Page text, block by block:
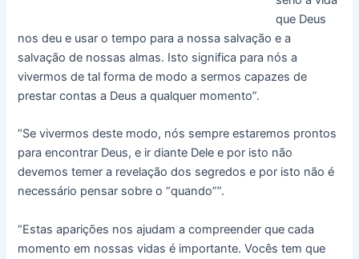
que Deus
nos deu e usar o tempo para a nossa salvação e a
salvação de nossas almas. Isto significa para nós a
vivermos de tal forma de modo a sermos capazes de
prestar contas a Deus a qualquer momento”.
“Se vivermos deste modo, nós sempre estaremos prontos
para encontrar Deus, e ir diante Dele e por isto não
devemos temer a revelação dos segredos e por isto não é
necessário pensar sobre o “quando””.
“Estas aparições nos ajudam a compreender que cada
momento em nossas vidas é importante. Vocês tem que